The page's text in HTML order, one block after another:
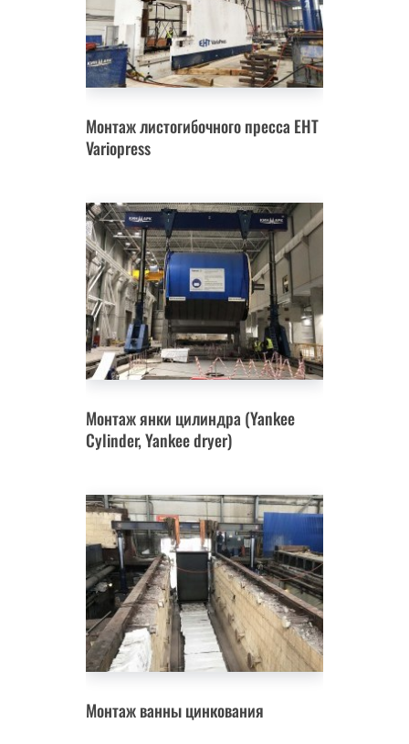
Монтаж листогибочного пресса EHT
Variopress
Монтаж янки цилиндра (Yankee
Cylinder, Yankee dryer)
Монтаж ванны цинкования